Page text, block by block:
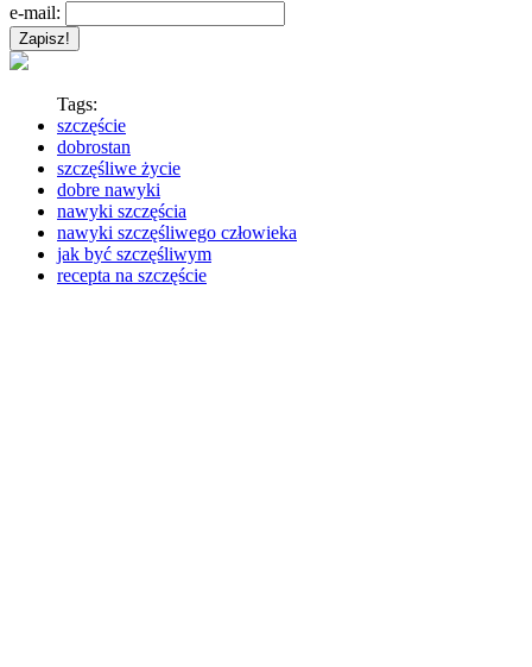
e-mail:
Tags:
szczęście
dobrostan
szczęśliwe życie
dobre nawyki
nawyki szczęścia
nawyki szczęśliwego człowieka
jak być szczęśliwym
recepta na szczęście